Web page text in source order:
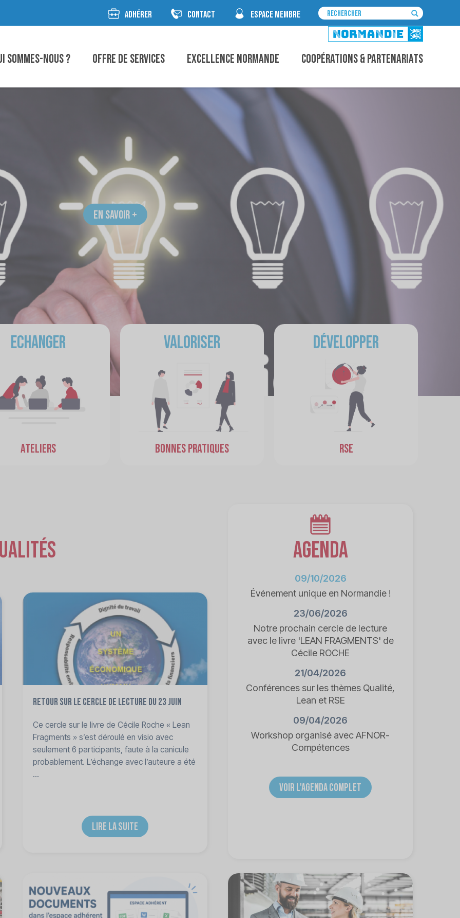
ADHÉRER CONTACT ESPACE MEMBRE
sommes-nous ? Offre de Services Excellence Normande Coopérations & Partenariats
DÉCOUVRIR NOS ACTIONS
EN SAVOIR +
EN SAVOIR +
Echanger
ATELIERS
Valoriser
BONNES PRATIQUES
Développer
RSE
Agenda
09/10/2026
Événement unique en Normandie !
23/06/2026
Notre prochain cercle de lecture
avec le livre 'LEAN FRAGMENTS' de
Cécile ROCHE
21/04/2026
Conférences sur les thèmes Qualité,
Lean et RSE
09/04/2026
Workshop organisé avec AFNOR-
Compétences
VOIR L'AGENDA COMPLET
Retour sur le cercle de lecture du 23 juin
Ce cercle sur le livre de Cécile Roche « Lean
Fragments » s’est déroulé en visio avec
seulement 6 participants, faute à la canicule
probablement. L’échange avec l’auteure a été
...
LIRE LA SUITE